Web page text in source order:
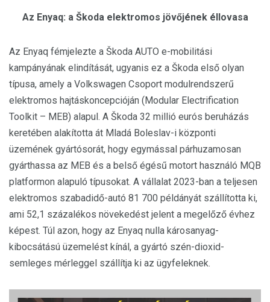
Az Enyaq: a Škoda elektromos jövőjének éllovasa
Az Enyaq fémjelezte a Škoda AUTO e-mobilitási
kampányának elindítását, ugyanis ez a Škoda első olyan
típusa, amely a Volkswagen Csoport modulrendszerű
elektromos hajtáskoncepcióján (Modular Electrification
Toolkit – MEB) alapul. A Škoda 32 millió eurós beruházás
keretében alakította át Mladá Boleslav-i központi
üzemének gyártósorát, hogy egymással párhuzamosan
gyárthassa az MEB és a belső égésű motort használó MQB
platformon alapuló típusokat. A vállalat 2023-ban a teljesen
elektromos szabadidő-autó 81 700 példányát szállította ki,
ami 52,1 százalékos növekedést jelent a megelőző évhez
képest. Túl azon, hogy az Enyaq nulla károsanyag-
kibocsátású üzemelést kínál, a gyártó szén-dioxid-
semleges mérleggel szállítja ki az ügyfeleknek.